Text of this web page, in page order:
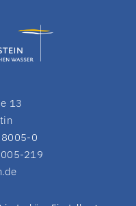
13
0
219